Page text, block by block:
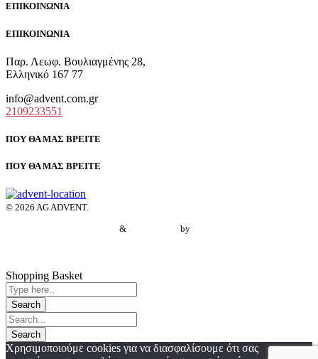
ΕΠΙΚΟΙΝΩΝΙΑ
ΕΠΙΚΟΙΝΩΝΙΑ
Παρ. Λεωφ. Βουλιαγμένης 28,
Ελληνικό 167 77
info@advent.com.gr
2109233551
ΠΟΥ ΘΑ ΜΑΣ ΒΡΕΙΤΕ
ΠΟΥ ΘΑ ΜΑΣ ΒΡΕΙΤΕ
© 2026 AG ADVENT.
& by
Shopping Basket
Χρησιμοποιούμε cookies για να διασφαλίσουμε ότι σας